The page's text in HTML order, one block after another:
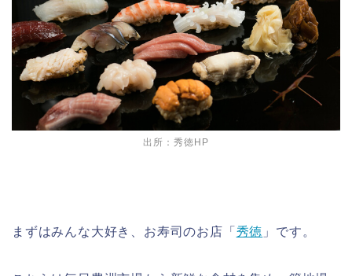
出所：秀徳HP
まずはみんな大好き、お寿司のお店「 秀徳 」です。